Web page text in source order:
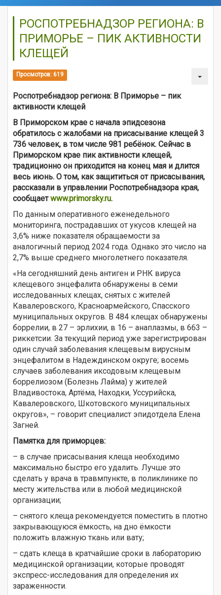
РОСПОТРЕБНАДЗОР РЕГИОНА: В
ПРИМОРЬЕ – ПИК АКТИВНОСТИ
КЛЕЩЕЙ
Просмотров: 619
Роспотребнадзор региона: В Приморье – пик
активности клещей
В Приморском крае с начала эпидсезона
обратилось с жалобами на присасывание клещей 3
736 человек, в том числе 981 ребёнок. Сейчас в
Приморском крае пик активности клещей,
традиционно он приходится на конец мая и длится
весь июнь. О том, как защититься от присасывания,
рассказали в управлении Роспотребнадзора края,
сообщаетwww.primorsky.ru.
По данным оперативного еженедельного
мониторинга, пострадавших от укусов клещей на
3,6% ниже показателя обращаемости за
аналогичный период 2024 года. Однако это число на
2,7% выше среднего многолетнего показателя.
«На сегодняшний день антиген и РНК вируса
клещевого энцефалита обнаружены в семи
исследованных клещах, снятых с жителей
Кавалеровского, Красноармейского, Спасского
муниципальных округов. В 484 клещах обнаружены
боррелии, в 27 – эрлихии, в 16 – анаплазмы, в 663 –
риккетсии. За текущий период уже зарегистрирован
один случай заболевания клещевым вирусным
энцефалитом в Надеждинском округе; восемь
случаев заболевания иксодовым клещевым
боррелиозом (Болезнь Лайма) у жителей
Владивостока, Артёма, Находки, Уссурийска,
Кавалеровского, Шкотовского муниципальных
округов», – говорит специалист эпидотдела Елена
Загней.
Памятка для приморцев:
– в случае присасывания клеща необходимо
максимально быстро его удалить. Лучше это
сделать у врача в травмпункте, в поликлинике по
месту жительства или в любой медицинской
организации;
– снятого клеща рекомендуется поместить в плотно
закрывающуюся ёмкость, на дно ёмкости
положить влажную ткань или вату;
– сдать клеща в кратчайшие сроки в лабораторию
медицинской организации, которые проводят
экспресс-исследования для определения их
зараженности.